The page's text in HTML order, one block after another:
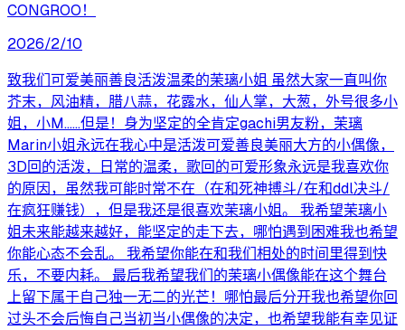
CONGROO！
2026/2/10
致我们可爱美丽善良活泼温柔的茉璃小姐 虽然大家一直叫你
芥末，风油精，腊八蒜，花露水，仙人掌，大葱，外号很多小
姐，小M……但是！身为坚定的全肯定gachi男友粉，茉璃
Marin小姐永远在我心中是活泼可爱善良美丽大方的小偶像，
3D回的活泼，日常的温柔，歌回的可爱形象永远是我喜欢你
的原因，虽然我可能时常不在（在和死神搏斗/在和ddl决斗/
在疯狂赚钱），但是我还是很喜欢茉璃小姐。 我希望茉璃小
姐未来能越来越好，能坚定的走下去，哪怕遇到困难我也希望
你能心态不会乱。 我希望你能在和我们相处的时间里得到快
乐，不要内耗。 最后我希望我们的茉璃小偶像能在这个舞台
上留下属于自己独一无二的光芒！哪怕最后分开我也希望你回
过头不会后悔自己当初当小偶像的决定，也希望我能有幸见证